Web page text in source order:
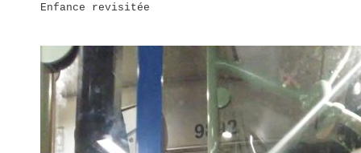
Enfance revisitée